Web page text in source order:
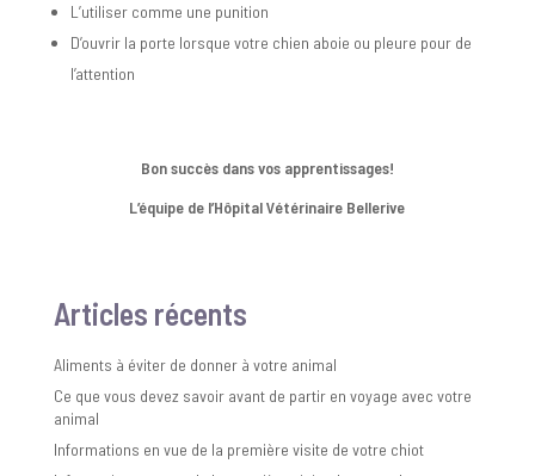
L’utiliser comme une punition
D’ouvrir la porte lorsque votre chien aboie ou pleure pour de
l’attention
Bon succès dans vos apprentissages!
L’équipe de l’Hôpital Vétérinaire Bellerive
Articles récents
Aliments à éviter de donner à votre animal
Ce que vous devez savoir avant de partir en voyage avec votre
animal
Informations en vue de la première visite de votre chiot